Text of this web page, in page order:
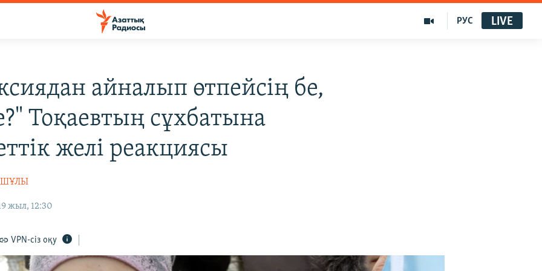
РУС LIVE
айналып өтпейсің бе,
Тоқаевтың сұхбатына
желі реакциясы
жыл, 12:30
VPN-сіз оқу